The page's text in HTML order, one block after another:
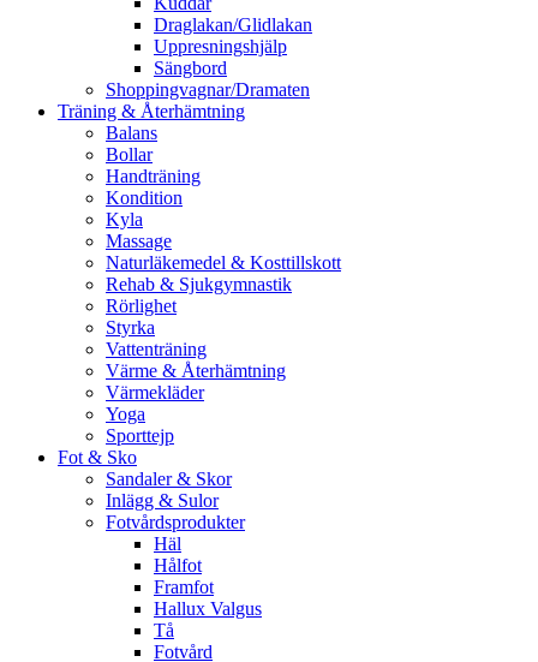
Draglakan/Glidlakan
Uppresningshjälp
Sängbord
Shoppingvagnar/Dramaten
Träning & Återhämtning
Balans
Bollar
Handträning
Kondition
Kyla
Massage
Naturläkemedel & Kosttillskott
Rehab & Sjukgymnastik
Rörlighet
Styrka
Vattenträning
Värme & Återhämtning
Värmekläder
Yoga
Sporttejp
Fot & Sko
Sandaler & Skor
Inlägg & Sulor
Fotvårdsprodukter
Häl
Hålfot
Framfot
Hallux Valgus
Tå
Fotvård